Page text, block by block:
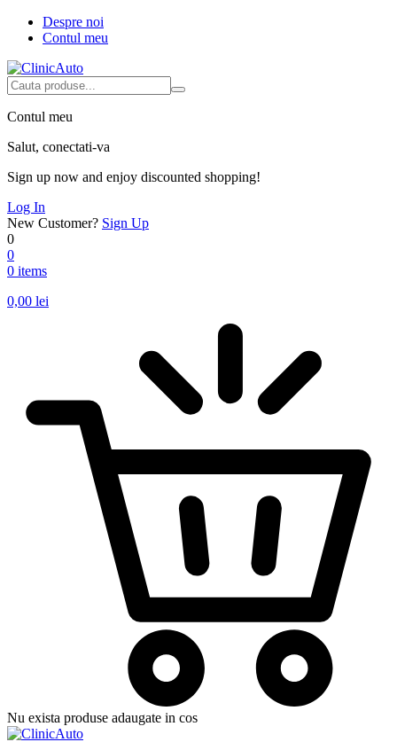
Despre noi
Contul meu
Contul meu
Salut, conectati-va
Sign up now and enjoy discounted shopping!
Log In
New Customer? Sign Up
0
0
0 items
0,00 lei
Nu exista produse adaugate in cos